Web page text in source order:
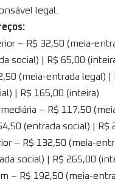
legal.
– R$ 32,50 (meia-
social) | R$ 65,00
(meia-entrada legal) |
| R$ 165,00 (inteira)
– R$ 117,50
(entrada social) | R$
– R$ 132,50 (meia-
social) | R$ 265,00
– R$ 192,50 (meia-